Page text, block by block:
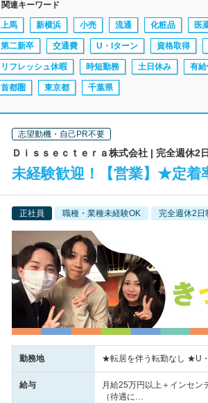
関連キーワード
上馬 新横浜 小売 流通 化粧品 医
第二新卒 交通費 U・Iターン 資格取得
リフレッシュ休暇 時短勤務 土日休み 有
首都圏 東京都 千葉県
志望動機・自己PR不要
Ｄｉｓｓｅｃｔｅｒａ株式会社 | 完全週休2
未経験歓迎！【営業】★定
正社員 職種・業種未経験OK 完全週休2日
勤務地 ★転居を伴う転勤なし ★U
給与
月給25万円以上＋インセ
（待遇に…